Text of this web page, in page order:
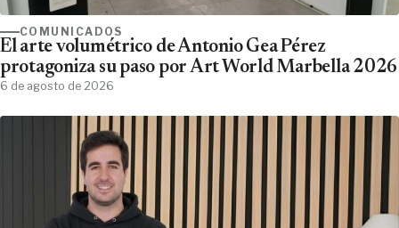
COMUNICADOS
El arte volumétrico de Antonio Gea Pérez
protagoniza su paso por Art World Marbella 2026
6 de agosto de 2026